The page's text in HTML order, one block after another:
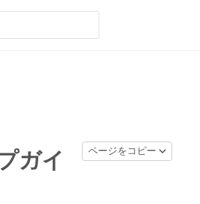
ガイ
ページをコピー